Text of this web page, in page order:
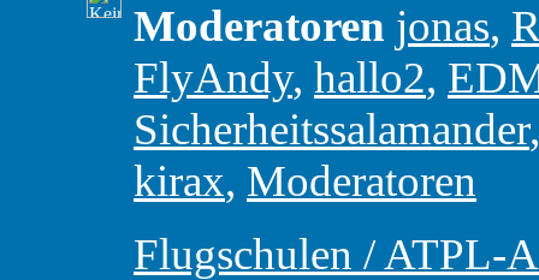
Moderatoren jonas,
FlyAndy, hallo2,
Sicherheitssalamander
kirax, Moderatoren
Flugschulen / ATPL-